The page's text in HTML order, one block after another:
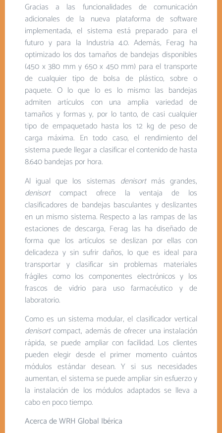
Gracias a las funcionalidades de comunicación
adicionales de la nueva plataforma de software
implementada, el sistema está preparado para el
futuro y para la Industria 4.0. Además, Ferag ha
optimizado los dos tamaños de bandejas disponibles
(450 x 380 mm y 650 x 450 mm) para el transporte
de cualquier tipo de bolsa de plástico, sobre o
paquete. O lo que lo es lo mismo: las bandejas
admiten artículos con una amplia variedad de
tamaños y formas y, por lo tanto, de casi cualquier
tipo de empaquetado hasta los 12 kg de peso de
carga máxima. En todo caso, el rendimiento del
sistema puede llegar a clasificar el contenido de hasta
8.640 bandejas por hora.
Al igual que los sistemas denisortmás grandes,
denisortcompact ofrece la ventaja de los
clasificadores de bandejas basculantes y deslizantes
en un mismo sistema. Respecto a las rampas de las
estaciones de descarga, Ferag las ha diseñado de
forma que los artículos se deslizan por ellas con
delicadeza y sin sufrir daños, lo que es ideal para
transportar y clasificar sin problemas materiales
frágiles como los componentes electrónicos y los
frascos de vidrio para uso farmacéutico y de
laboratorio.
Como es un sistema modular, el clasificador vertical
denisortcompact, además de ofrecer una instalación
rápida, se puede ampliar con facilidad. Los clientes
pueden elegir desde el primer momento cuántos
módulos estándar desean. Y si sus necesidades
aumentan, el sistema se puede ampliar sin esfuerzo y
la instalación de los módulos adaptados se lleva a
cabo en poco tiempo.
Acerca de WRH Global Ibérica